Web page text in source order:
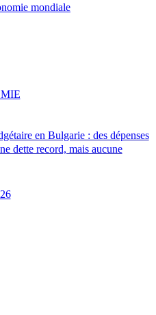
mondiale
en Bulgarie : des dépenses
dette record, mais aucune